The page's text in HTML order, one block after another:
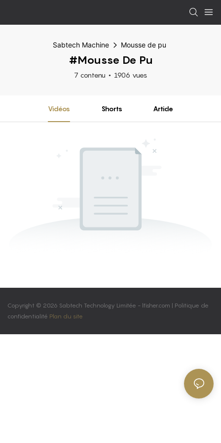
Sabtech Machine Mousse de pu
#Mousse De Pu
7 contenu 1906 vues
Vidéos Shorts Article
Copyright © 2026 Sabtech Technology Limitée - lfisher.com | Politique de
confidentialité Plan du site